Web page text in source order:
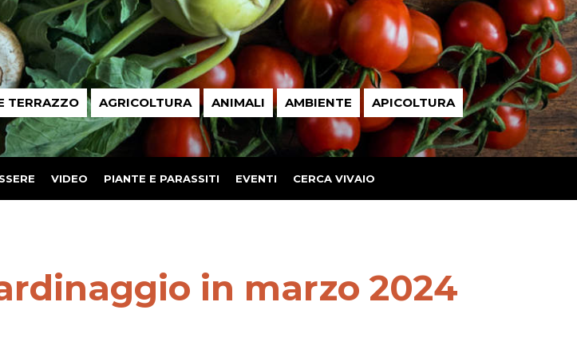
TERRAZZO AGRICOLTURA ANIMALI AMBIENTE APICOLTURA
VIDEO PIANTE E PARASSITI EVENTI CERCA VIVAIO
in marzo 2024